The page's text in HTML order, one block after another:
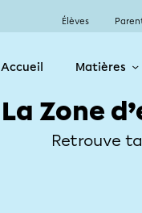
Élèves
Accueil Matières
La Zone
Retrouve